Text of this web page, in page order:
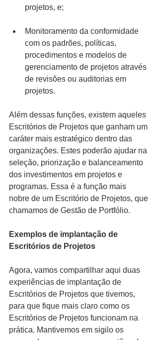
projetos, e;
Monitoramento da conformidade
com os padrões, políticas,
procedimentos e modelos de
gerenciamento de projetos através
de revisões ou auditorias em
projetos.
Além dessas funções, existem aqueles
Escritórios de Projetos que ganham um
caráter mais estratégico dentro das
organizações. Estes poderão ajudar na
seleção, priorização e balanceamento
dos investimentos em projetos e
programas. Essa é a função mais
nobre de um Escritório de Projetos, que
chamamos de Gestão de Portfólio.
Exemplos de implantação de
Escritórios de Projetos
Agora, vamos compartilhar aqui duas
experiências de implantação de
Escritórios de Projetos que tivemos,
para que fique mais claro como os
Escritórios de Projetos funcionam na
prática. Mantivemos em sigilo os